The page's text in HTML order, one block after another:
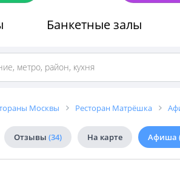
Банкетные залы
Москвы Ресторан Матрёшка
Отзывы (34) На карте Афиша